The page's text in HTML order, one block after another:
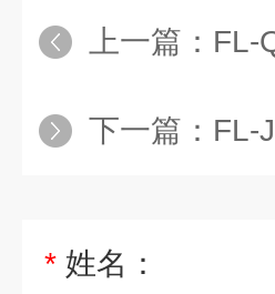
上一篇： FL-
下一篇： FL-
* 姓名：